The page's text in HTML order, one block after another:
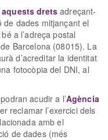
drets adreçant-
dades mitjançant el
a l’adreça postal
Barcelona (08015). La
d’acreditar la identitat
fotocòpia del DNI, al
acudir a l’Agència
reclamar l’exercici dels
amb el
de dades (més